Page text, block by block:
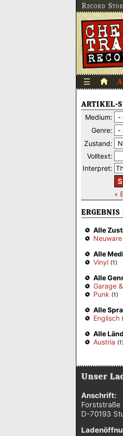
Record
☰
ARTIKEL-
Medium:
Genre:
Zustand:
Volltext:
Interpret:
»
Alle
Neuware
Alle
Vinyl (1)
Alle
Garage
Punk (1)
Alle
Englisch
Alle
Austria (1)
Unser
Anschrift:
Forststraße
D-70193